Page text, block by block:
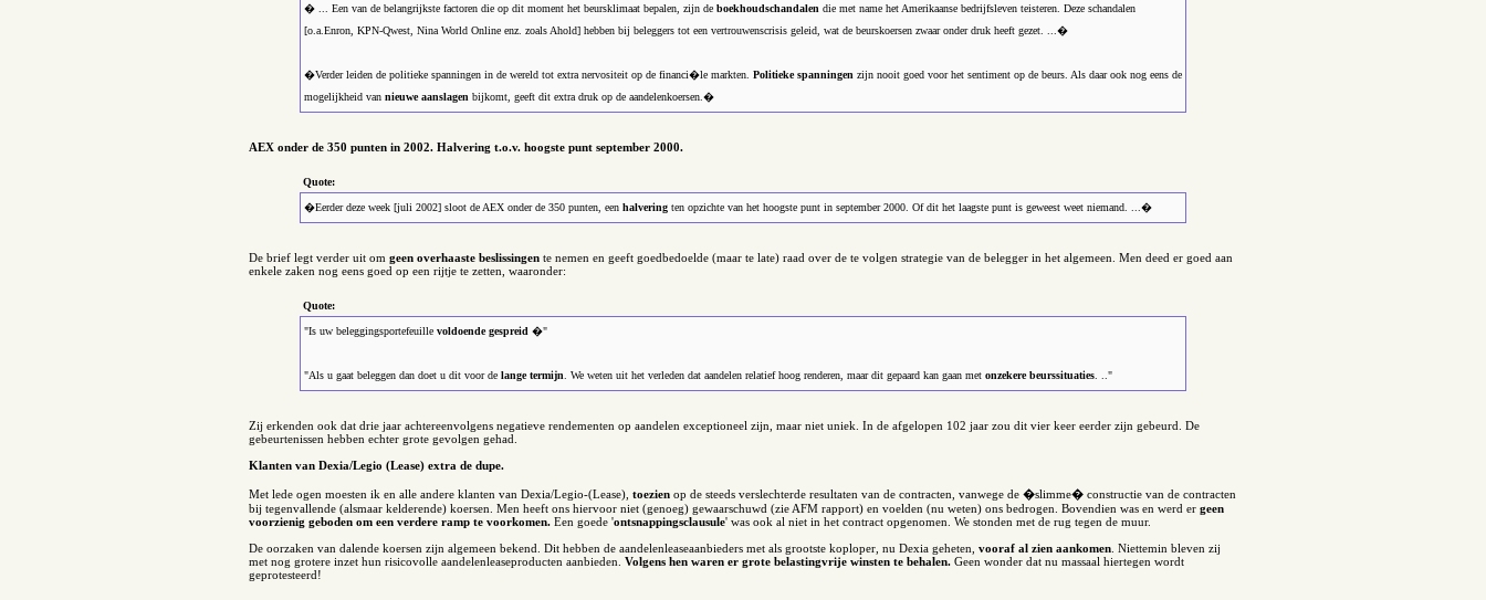
� ... Een van de belangrijkste factoren die op dit moment het beursklimaat bepalen, zijn de boekhoudschandalen die met name het Amerikaanse bedrijfsleven teisteren. Deze schandalen
[o.a.Enron, KPN-Qwest, Nina World Online enz. zoals Ahold] hebben bij beleggers tot een vertrouwenscrisis geleid, wat de beurskoersen zwaar onder druk heeft gezet. ...�
�Verder leiden de politieke spanningen in de wereld tot extra nervositeit op de financi�le markten. Politieke spanningen zijn nooit goed voor het sentiment op de beurs. Als daar ook nog eens de
mogelijkheid van nieuwe aanslagen bijkomt, geeft dit extra druk op de aandelenkoersen.�
AEX onder de 350 punten in 2002. Halvering t.o.v. hoogste punt september 2000.
Quote:
�Eerder deze week [juli 2002] sloot de AEX onder de 350 punten, een halvering ten opzichte van het hoogste punt in september 2000. Of dit het laagste punt is geweest weet niemand. ...�
De brief legt verder uit om geen overhaaste beslissingen te nemen en geeft goedbedoelde (maar te late) raad over de te volgen strategie van de belegger in het algemeen. Men deed er goed aan
enkele zaken nog eens goed op een rijtje te zetten, waaronder:
Quote:
"Is uw beleggingsportefeuille voldoende gespreid �"
"Als u gaat beleggen dan doet u dit voor de lange termijn . We weten uit het verleden dat aandelen relatief hoog renderen, maar dit gepaard kan gaan met onzekere beurssituaties . .."
Zij erkenden ook dat drie jaar achtereenvolgens negatieve rendementen op aandelen exceptioneel zijn, maar niet uniek. In de afgelopen 102 jaar zou dit vier keer eerder zijn gebeurd. De
gebeurtenissen hebben echter grote gevolgen gehad.
Klanten van Dexia/Legio (Lease) extra de dupe.
Met lede ogen moesten ik en alle andere klanten van Dexia/Legio-(Lease), toezien op de steeds verslechterde resultaten van de contracten, vanwege de �slimme� constructie van de contracten
bij tegenvallende (alsmaar kelderende) koersen. Men heeft ons hiervoor niet (genoeg) gewaarschuwd (zie AFM rapport) en voelden (nu weten) ons bedrogen. Bovendien was en werd er geen
voorzienig geboden om een verdere ramp te voorkomen. Een goede 'ontsnappingsclausule' was ook al niet in het contract opgenomen. We stonden met de rug tegen de muur.
De oorzaken van dalende koersen zijn algemeen bekend. Dit hebben de aandelenleaseaanbieders met als grootste koploper, nu Dexia geheten, vooraf al zien aankomen . Niettemin bleven zij
met nog grotere inzet hun risicovolle aandelenleaseproducten aanbieden. Volgens hen waren er grote belastingvrije winsten te behalen. Geen wonder dat nu massaal hiertegen wordt
geprotesteerd!